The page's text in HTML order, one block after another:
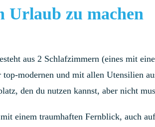
Urlaub zu machen
aus 2 Schlafzimmern (eines mit
modernen und mit allen Utensilien
den du nutzen kannst, aber nicht
einem traumhaften Fernblick, auch